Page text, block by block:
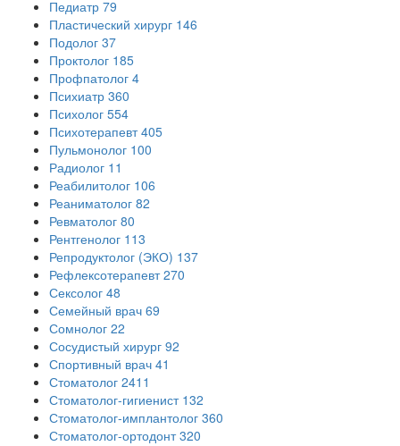
Педиатр 79
Пластический хирург 146
Подолог 37
Проктолог 185
Профпатолог 4
Психиатр 360
Психолог 554
Психотерапевт 405
Пульмонолог 100
Радиолог 11
Реабилитолог 106
Реаниматолог 82
Ревматолог 80
Рентгенолог 113
Репродуктолог (ЭКО) 137
Рефлексотерапевт 270
Сексолог 48
Семейный врач 69
Сомнолог 22
Сосудистый хирург 92
Спортивный врач 41
Стоматолог 2411
Стоматолог-гигиенист 132
Стоматолог-имплантолог 360
Стоматолог-ортодонт 320